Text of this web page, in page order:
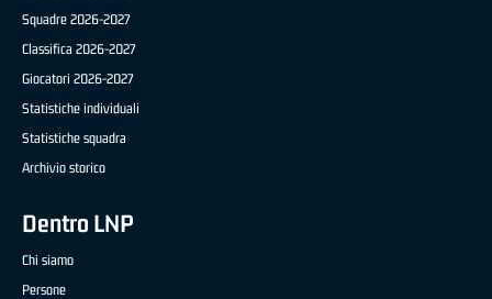
Squadre 2026-2027
Classifica 2026-2027
Giocatori 2026-2027
Statistiche individuali
Statistiche squadra
Archivio storico
Dentro LNP
Chi siamo
Persone